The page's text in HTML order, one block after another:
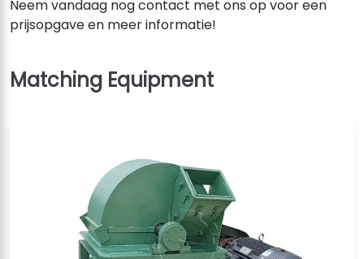
Neem vandaag nog contact met ons op voor een
prijsopgave en meer informatie!